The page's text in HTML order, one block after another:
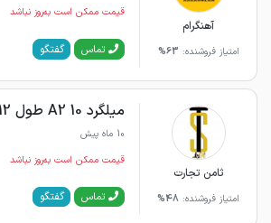
آهنگرام
امتیاز فروشنده: 63%
قیمت ممکن است به‌روز نباشد
تماس گفتگو
ثامن تجارت
امتیاز فروشنده: 48%
میلگرد 10 A2 طول 12 آریان فولاد
10 ماه پیش
قیمت ممکن است به‌روز نباشد
تماس گفتگو